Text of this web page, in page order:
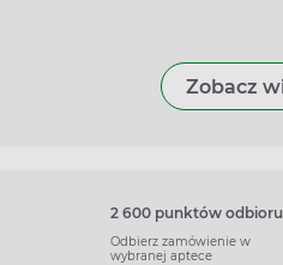
Zobacz
2 600 punktów odbioru
Odbierz zamówienie w
wybranej aptece